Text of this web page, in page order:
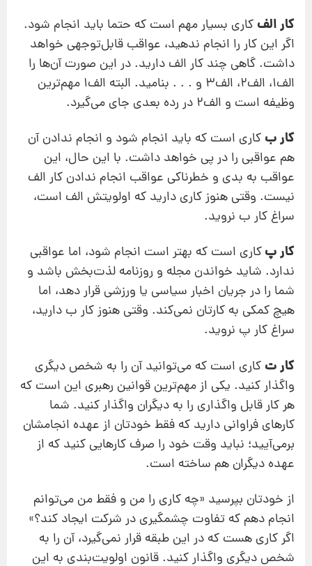
کار الف کاری بسیار مهم است که حتما باید انجام شود.
اگر این کار را انجام ندهید، عواقب قابل‌توجهی خواهد
داشت. گاهی چند کار الف دارید. در این صورت آن‌ها را
الف1، الف2، الف3 و . . . بنامید. البته الف1 مهم‌ترین
وظیفه است و الف2 در رده بعدی جای می‌گیرد.
کار ب کاری است که باید انجام شود و انجام ندادن آن
هم عواقبی را در پی خواهد داشت. با این حال، این
عواقب به بدی و خطرناکی عواقب انجام ندادن کار الف
نیست. وقتی هنوز کاری دارید که اولویتش الف است،
سراغ کار ب نروید.
کار پکاری است که بهتر است انجام شود، ‌اما عواقبی
ندارد. شاید خواندن مجله و روزنامه لذت‌بخش باشد و
شما را در جریان اخبار سیاسی یا ورزشی قرار دهد، اما
هیچ‌ کمکی به کارتان نمی‌کند. وقتی هنوز کار ب دارید،
سراغ کار پ نروید.
کار ت کاری است که می‌توانید آن‌ را به شخص دیگری
واگذار کنید. یکی از مهم‌ترین قوانین رهبری این است که
هر کار قابل واگذاری را به دیگران واگذار کنید. شما
کارهای فراوانی دارید که فقط خودتان از عهده انجامشان
برمی‌آیید؛ نباید وقت خود را صرف کارهایی کنید که از
عهده دیگران هم ساخته است.
از خودتان بپرسید «چه کاری را من و فقط من می‌توانم
انجام دهم که تفاوت چشمگیری در شرکت ایجاد کند؟»
اگر کاری هست که در این طبقه قرار نمی‌گیرد، آن را به
شخص دیگری واگذار کنید. قانون اولویت‌بندی به این